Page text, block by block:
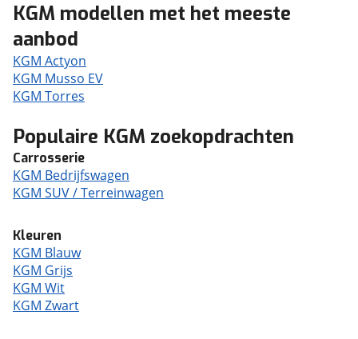
KGM modellen met het meeste
aanbod
KGM Actyon
KGM Musso EV
KGM Torres
Populaire KGM zoekopdrachten
Carrosserie
KGM Bedrijfswagen
KGM SUV / Terreinwagen
Kleuren
KGM Blauw
KGM Grijs
KGM Wit
KGM Zwart